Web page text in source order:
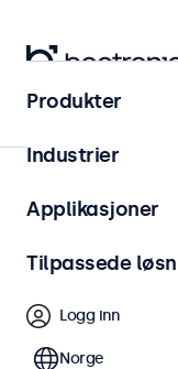
Skjermer
22 tommers
22 tommers
bruk. Våre 22
og allsidige
sømløst integrere i
Produkter
Industrier
Applikasjoner
Tilpassede
Logg inn
Norge